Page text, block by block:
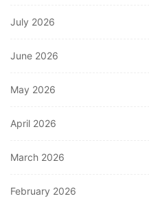
July 2026
June 2026
May 2026
April 2026
March 2026
February 2026